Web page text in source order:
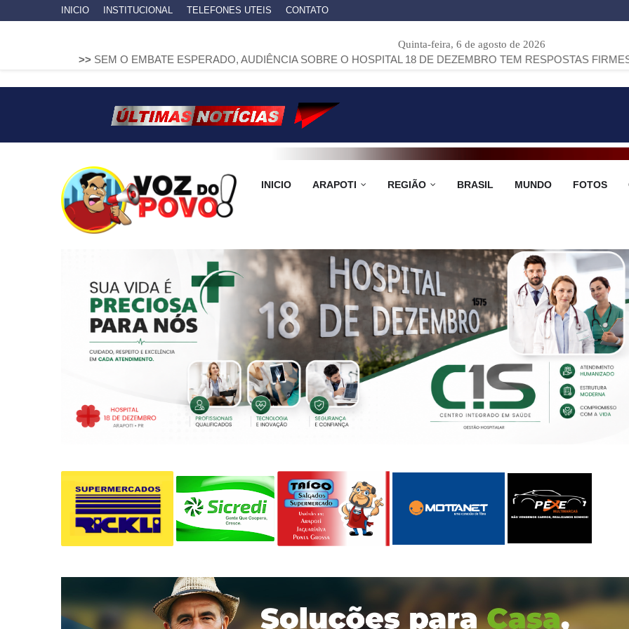
INICIO INSTITUCIONAL TELEFONES UTEIS CONTATO
Quinta-feira, 6 de agosto de 2026
SEM O EMBATE ESPERADO, AUDIÊNCIA SOBRE O HOSPITAL 18 DE DEZEMBRO TEM RESPOSTAS FIRMES E EXPÕE
INICIO ARAPOTI REGIÃO BRASIL MUNDO FOTOS